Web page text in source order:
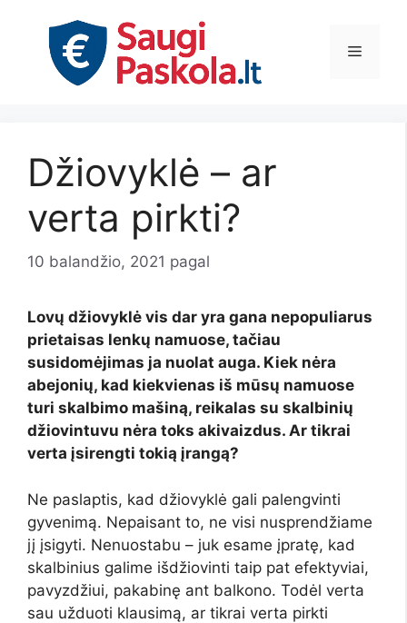
Meniu
Džiovyklė – ar
verta pirkti?
10 balandžio, 2021 pagal
Lovų džiovyklė vis dar yra gana nepopuliarus
prietaisas lenkų namuose, tačiau
susidomėjimas ja nuolat auga. Kiek nėra
abejonių, kad kiekvienas iš mūsų namuose
turi skalbimo mašiną, reikalas su skalbinių
džiovintuvu nėra toks akivaizdus. Ar tikrai
verta įsirengti tokią įrangą?
Ne paslaptis, kad džiovyklė gali palengvinti
gyvenimą. Nepaisant to, ne visi nusprendžiame
jį įsigyti. Nenuostabu – juk esame įpratę, kad
skalbinius galime išdžiovinti taip pat efektyviai,
pavyzdžiui, pakabinę ant balkono. Todėl verta
sau užduoti klausimą, ar tikrai verta pirkti